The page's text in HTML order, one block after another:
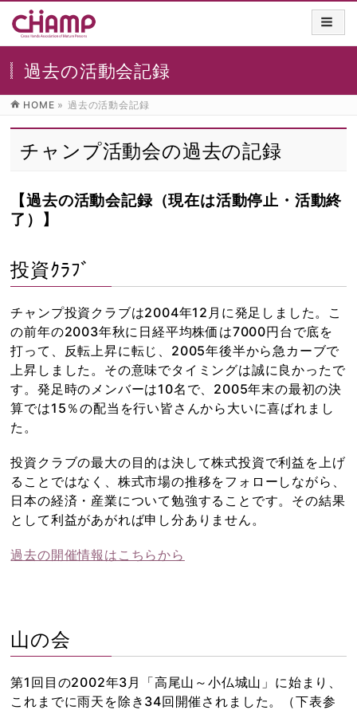
過去の活動会記録
HOME » 過去の活動会記録
チャンプ活動会の過去の記録
【過去の活動会記録（現在は活動停止・活動終
了）】
投資ｸﾗﾌﾞ
チャンプ投資クラブは2004年12月に発足しました。こ
の前年の2003年秋に日経平均株価は7000円台で底を
打って、反転上昇に転じ、2005年後半から急カーブで
上昇しました。その意味でタイミングは誠に良かったで
す。発足時のメンバーは10名で、2005年末の最初の決
算では15％の配当を行い皆さんから大いに喜ばれまし
た。
投資クラブの最大の目的は決して株式投資で利益を上げ
ることではなく、株式市場の推移をフォローしながら、
日本の経済・産業について勉強することです。その結果
として利益があがれば申し分ありません。
過去の開催情報はこちらから
山の会
第1回目の2002年3月「高尾山～小仏城山」に始まり、
これまでに雨天を除き34回開催されました。（下表参